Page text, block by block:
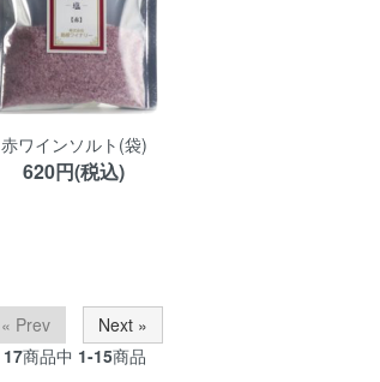
赤ワインソルト(袋)
620円(税込)
« Prev
Next »
17商品中 1-15商品